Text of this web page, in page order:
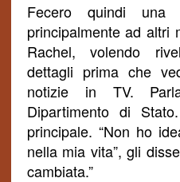
Fecero quindi una
principalmente ad altri
Rachel, volendo
dettagli prima che
notizie in TV.
Dipartimento di
principale. “Non ho
nella mia vita”, gli
cambiata.”